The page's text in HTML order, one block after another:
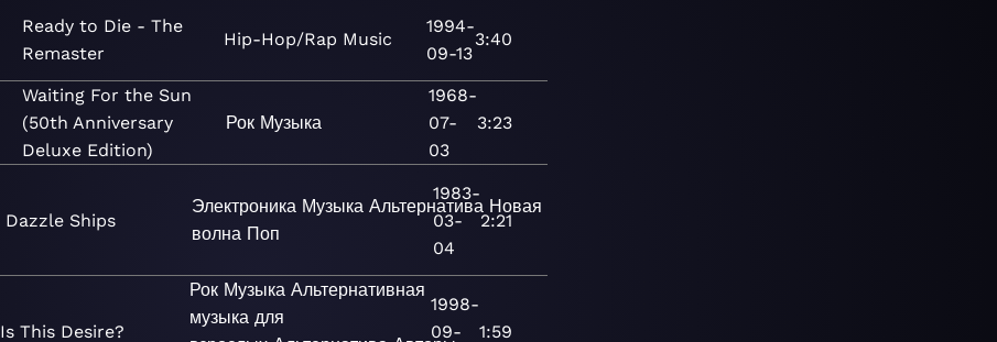
Ready to Die - The
Remaster
Hip-Hop/Rap Music
1994-
09-13
3:40
Waiting For the Sun
(50th Anniversary
Deluxe Edition)
Рок Музыка
1968-
07-
03
3:23
Dazzle Ships
Электроника Музыка Альтернатива Новая
волна Поп
1983-
03-
04
2:21
Is This Desire?
Рок Музыка Альтернативная
музыка для
1998-
09-
1:59